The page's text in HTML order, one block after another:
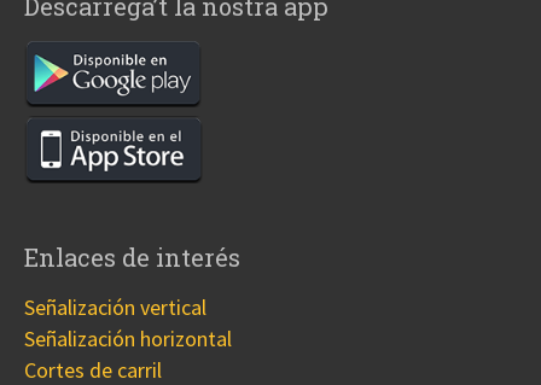
Descarrega’t la nostra app
Enlaces de interés
Señalización vertical
Señalización horizontal
Cortes de carril